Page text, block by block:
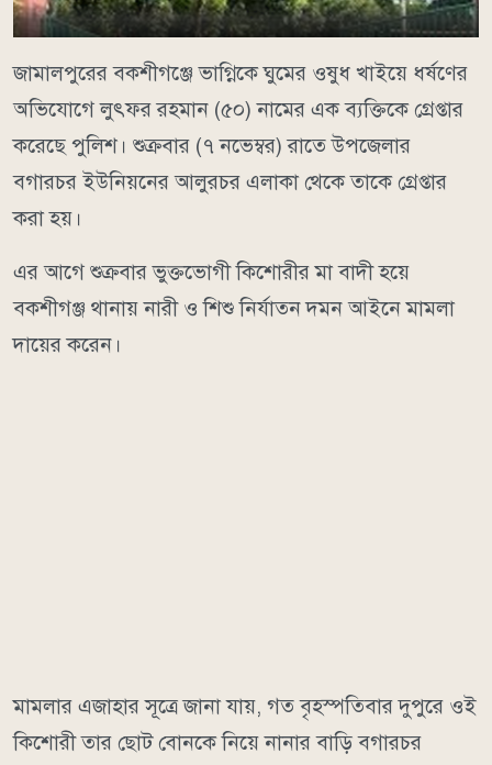
জামালপুরের বকশীগঞ্জে ভাগ্নিকে ঘুমের ওষুধ খাইয়ে ধর্ষণের
অভিযোগে লুৎফর রহমান (৫০) নামের এক ব্যক্তিকে গ্রেপ্তার
করেছে পুলিশ। শুক্রবার (৭ নভেম্বর) রাতে উপজেলার
বগারচর ইউনিয়নের আলুরচর এলাকা থেকে তাকে গ্রেপ্তার
করা হয়।
এর আগে শুক্রবার ভুক্তভোগী কিশোরীর মা বাদী হয়ে
বকশীগঞ্জ থানায় নারী ও শিশু নির্যাতন দমন আইনে মামলা
দায়ের করেন।
মামলার এজাহার সূত্রে জানা যায়, গত বৃহস্পতিবার দুপুরে ওই
কিশোরী তার ছোট বোনকে নিয়ে নানার বাড়ি বগারচর